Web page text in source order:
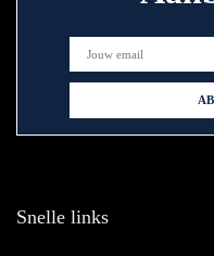
Snelle links